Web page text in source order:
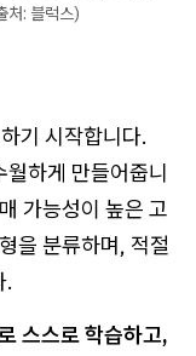
처: 블럭스)
기 시작합니다.
하게 만들어줍니
가능성이 높은 고
을 분류하며, 적절
.
스스로 학습하고,